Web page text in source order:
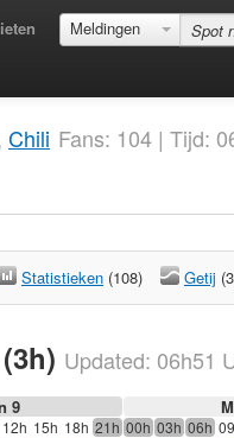
Meldingen
Chili Fans: 104 | Tijd:
Statistieken (108) Getij
Updated: 06h51
9
12h 15h 18h 21h 00h 03h 06h